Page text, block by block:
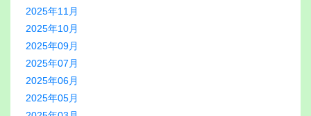
2025年11月
2025年10月
2025年09月
2025年07月
2025年06月
2025年05月